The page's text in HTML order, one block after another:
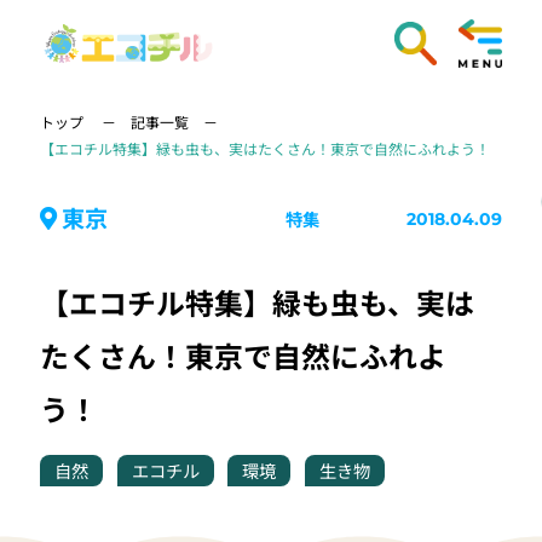
トップ
記事一覧
【エコチル特集】緑も虫も、実はたくさん！東京で自然にふれよう！
東京 特集 2018.04.09
【エコチル特集】緑も虫も、実は
たくさん！東京で自然にふれよ
う！
自然 エコチル 環境 生き物